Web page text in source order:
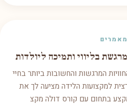
מאמרים
בליווי ותמיכה ליולדות
המרגשות והחשובות ביותר בחיי
למקצועות הלידה מציעה לך את
בתחום עם קורס דולה מקצ